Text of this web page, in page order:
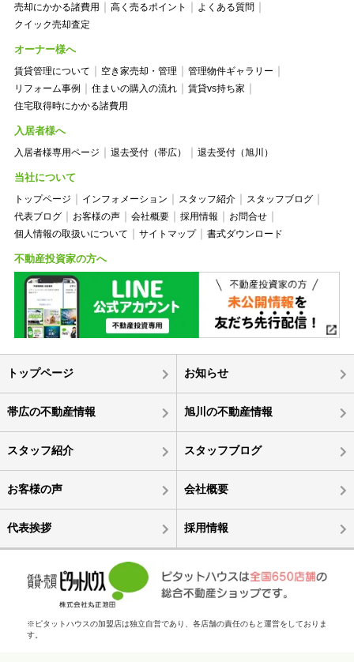
売却にかかる諸費用
高く売るポイント
よくある質問
クイック売却査定
オーナー様へ
賃貸管理について 空き家売却・管理
管理物件ギャラリー
リフォーム事例
住まいの購入の流れ
賃貸vs持ち家
住宅取得時にかかる諸費用
入居者様へ
入居者様専用ページ 退去受付（帯広） 退去受付（旭川）
当社について
トップページ インフォメーション スタッフ紹介
スタッフブログ
代表ブログ
お客様の声 会社概要 採用情報
お問合せ
個人情報の取扱いについて
サイトマップ 書式ダウンロード
不動産投資家の方へ
トップページ お知らせ
帯広の不動産情報 旭川の不動産情報
スタッフ紹介 スタッフブログ
お客様の声 会社概要
代表挨拶 採用情報
※ピタットハウスの加盟店は独立自営であり、各店舗の責任のもと運営をしておりま
す。